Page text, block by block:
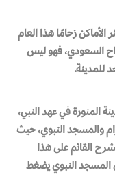
زحامًا هذا العام
السعودي، فهو ليس
للمدينة.
المنورة في عهد النبي،
والمسجد النبوي، حيث
القائم على هذا
المسجد النبوي يضغط